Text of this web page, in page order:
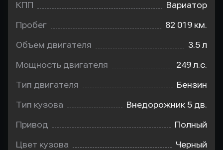
КПП Вариатор
Пробег 82 019 км.
Объем двигателя 3.5 л
Мощность двигателя 249 л.с.
Тип двигателя Бензин
Тип кузова Внедорожник 5 дв.
Привод Полный
Цвет кузова Черный